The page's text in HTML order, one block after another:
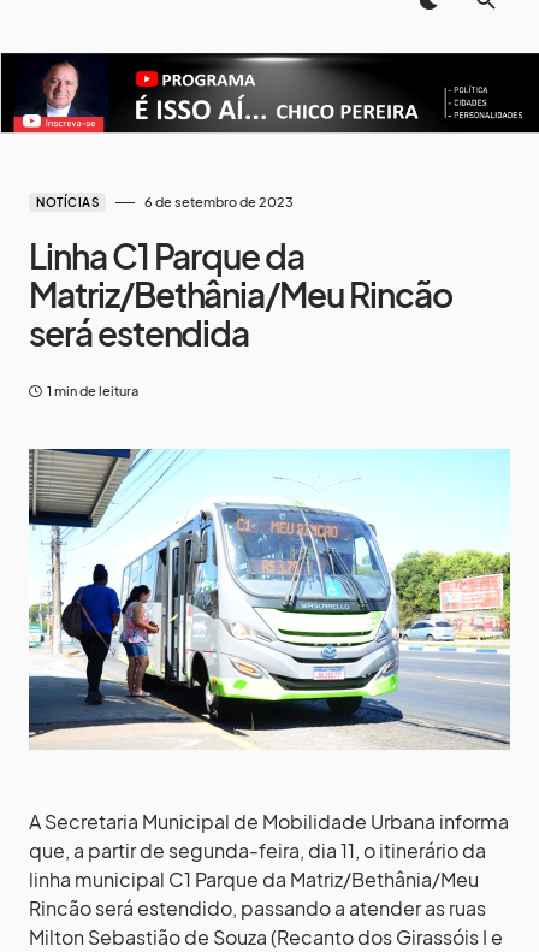
NOTÍCIAS 6 de setembro de 2023
Linha C1 Parque da
Matriz/Bethânia/Meu Rincão
será estendida
1 min de leitura
A Secretaria Municipal de Mobilidade Urbana informa
que, a partir de segunda-feira, dia 11, o itinerário da
linha municipal C1 Parque da Matriz/Bethânia/Meu
Rincão será estendido, passando a atender as ruas
Milton Sebastião de Souza (Recanto dos Girassóis I e